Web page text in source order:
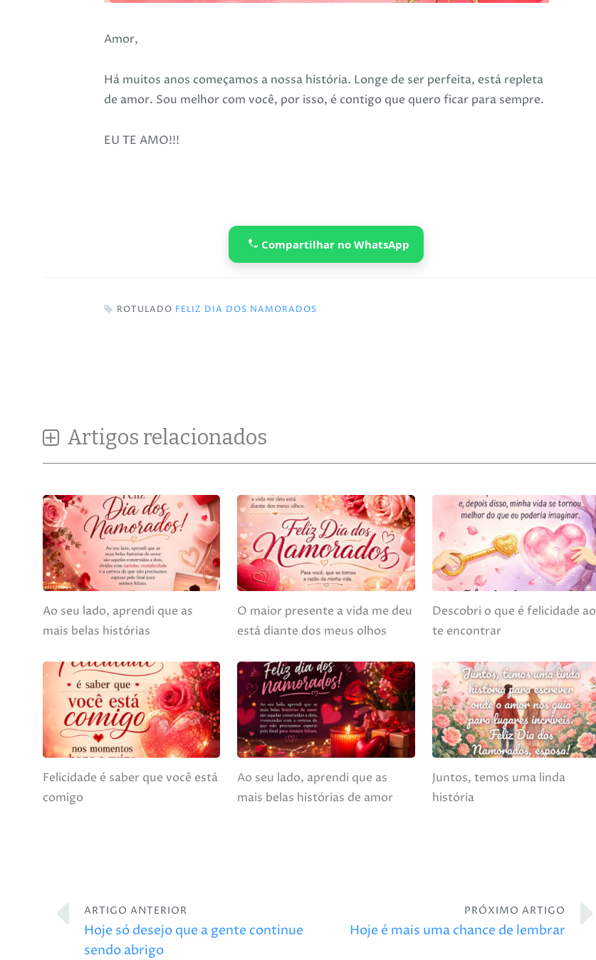
Amor,
Há muitos anos começamos a nossa história. Longe de ser perfeita, está repleta
de amor. Sou melhor com você, por isso, é contigo que quero ficar para sempre.
EU TE AMO!!!
Compartilhar no WhatsApp
ROTULADO FELIZ DIA DOS NAMORADOS
Artigos relacionados
Ao seu lado, aprendi que as
mais belas histórias
O maior presente a vida me deu
está diante dos meus olhos
Descobri o que é felicidade ao
te encontrar
Felicidade é saber que você está
comigo
Ao seu lado, aprendi que as
mais belas histórias de amor
Juntos, temos uma linda
história
ARTIGO ANTERIOR
Hoje só desejo que a gente continue
sendo abrigo
PRÓXIMO ARTIGO
Hoje é mais uma chance de lembrar